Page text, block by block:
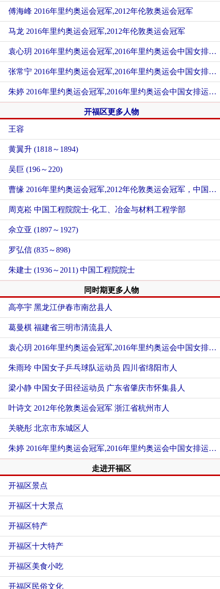
傅海峰 2016年里约奥运会冠军,2012年伦敦奥运会冠军
马龙 2016年里约奥运会冠军,2012年伦敦奥运会冠军
袁心玥 2016年里约奥运会冠军,2016年里约奥运会中国女排运动员
张常宁 2016年里约奥运会冠军,2016年里约奥运会中国女排运动员
朱婷 2016年里约奥运会冠军,2016年里约奥运会中国女排运动员
开福区更多人物
王容
黄翼升 (1818～1894)
吴巨 (196～220)
曹缘 2016年里约奥运会冠军,2012年伦敦奥运会冠军，中国男子跳水队运动员
周克崧 中国工程院院士·化工、冶金与材料工程学部
佘立亚 (1897～1927)
罗弘信 (835～898)
朱建士 (1936～2011) 中国工程院院士
同时期更多人物
高亭宇 黑龙江伊春市南岔县人
葛曼棋 福建省三明市清流县人
袁心玥 2016年里约奥运会冠军,2016年里约奥运会中国女排运动员
朱雨玲 中国女子乒乓球队运动员 四川省绵阳市人
梁小静 中国女子田径运动员 广东省肇庆市怀集县人
叶诗文 2012年伦敦奥运会冠军 浙江省杭州市人
关晓彤 北京市东城区人
朱婷 2016年里约奥运会冠军,2016年里约奥运会中国女排运动员
走进开福区
开福区景点
开福区十大景点
开福区特产
开福区十大特产
开福区美食小吃
开福区民俗文化